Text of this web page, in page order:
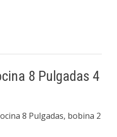
8 Pulgadas 4
8 Pulgadas, bobina 2